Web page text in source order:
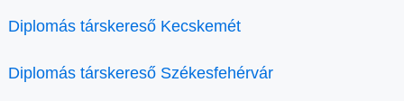
Diplomás társkereső Kecskemét
Diplomás társkereső Székesfehérvár